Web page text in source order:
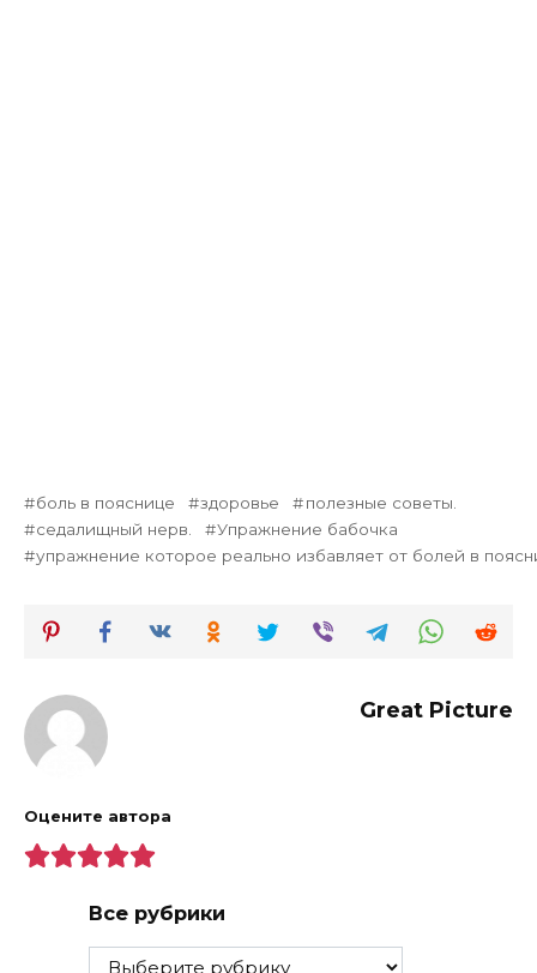
боль в пояснице здоровье
полезные советы.
седалищный нерв.
Упражнение бабочка
упражнение которое реально избавляет от болей в
Great Picture
Оцените автора
Все рубрики
Все